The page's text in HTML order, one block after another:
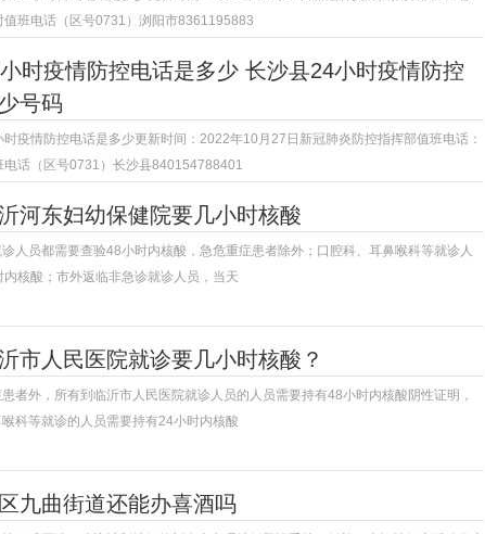
值班电话（区号0731）浏阳市8361195883
时疫情防控电话是多少 长沙县24小时疫情防控
号码
疫情防控电话是多少更新时间：2022年10月27日新冠肺炎防控指挥部值班电话：
电话（区号0731）长沙县840154788401
河东妇幼保健院要几小时核酸
人员都需要查验48小时内核酸，急危重症患者除外；口腔科、耳鼻喉科等就诊人
内核酸；市外返临非急诊就诊人员，当天
市人民医院就诊要几小时核酸？
者外，所有到临沂市人民医院就诊人员的人员需要持有48小时内核酸阴性证明，
科等就诊的人员需要持有24小时内核酸
九曲街道还能办喜酒吗